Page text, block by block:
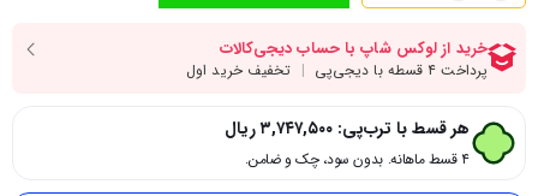
هر قسط با ترب‌پی: ۳,۷۴۷,۵۰۰ریال
۴ قسط ماهانه. بدون سود، چک و ضامن.